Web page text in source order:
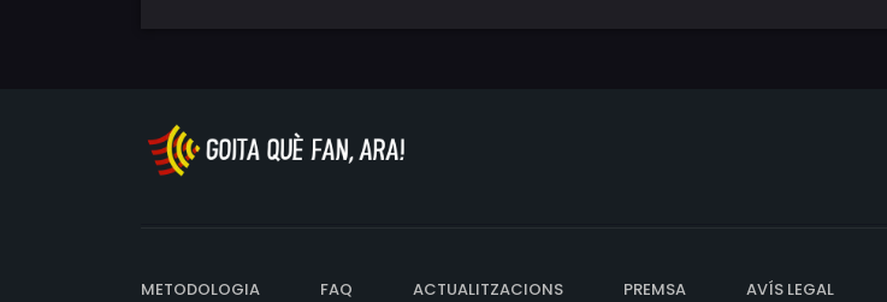
METODOLOGIA FAQ ACTUALITZACIONS PREMSA AVÍS LEGAL